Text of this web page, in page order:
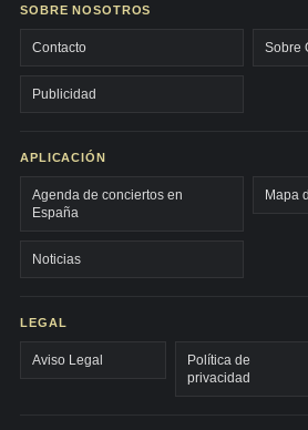
SOBRE NOSOTROS
Contacto Sobre
Publicidad
APLICACIÓN
Agenda de conciertos en
España
Mapa
Noticias
LEGAL
Aviso Legal
Política de
privacidad